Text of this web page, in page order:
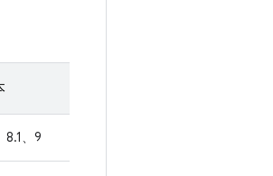
8.1、9